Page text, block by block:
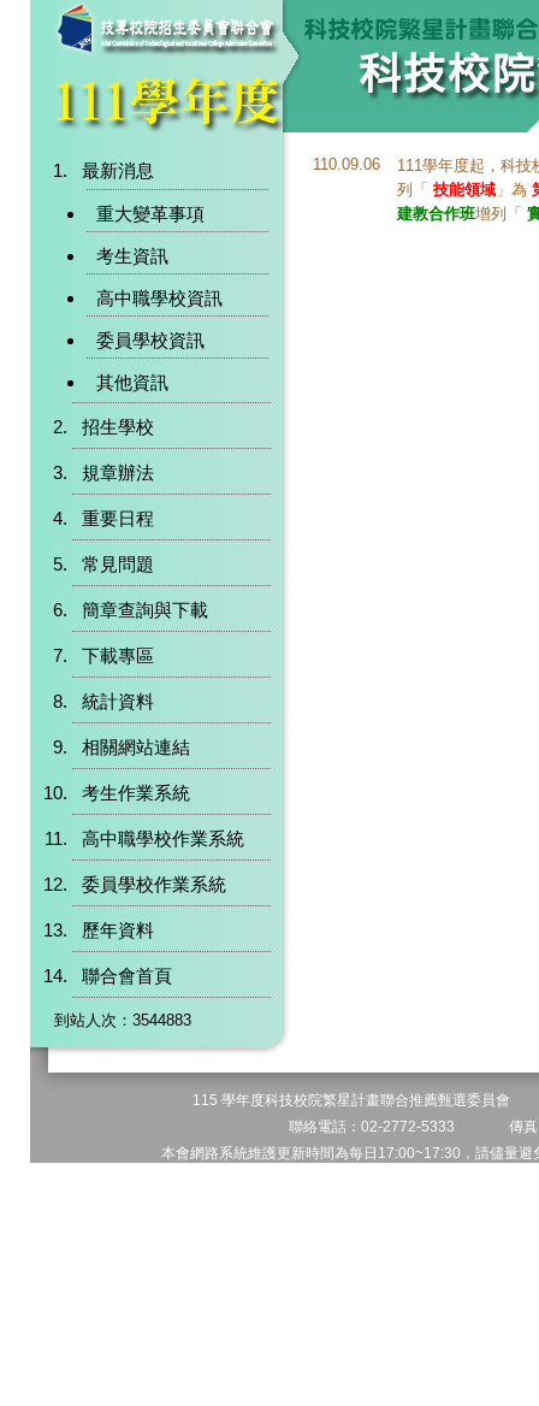
最新消息
重大變革事項
考生資訊
高中職學校資訊
委員學校資訊
其他資訊
招生學校
規章辦法
重要日程
常見問題
簡章查詢與下載
下載專區
統計資料
相關網站連結
考生作業系統
高中職學校作業系統
委員學校作業系統
歷年資料
聯合會首頁
到站人次：3544883
110.09.06
111學年度起，科
列「 技能領域 」為
建教合作班增列「
115 學年度科技校院繁星計畫聯合推薦甄選委員會
聯絡電話：02-2772-5333 傳
本會網路系統維護更新時間為每日17:00~17:30，請儘量